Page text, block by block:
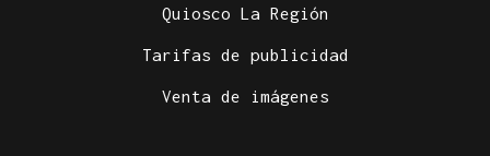
Quiosco La Región
Tarifas de publicidad
Venta de imágenes